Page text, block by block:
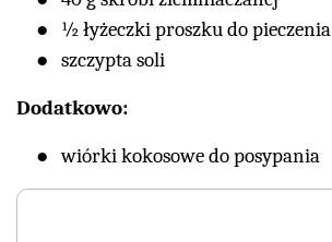
½ łyżeczki proszku do pieczenia
szczypta soli
Dodatkowo:
wiórki kokosowe do posypania